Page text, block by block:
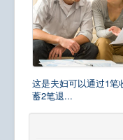
这是夫妇可以通过1笔
蓄2笔退...